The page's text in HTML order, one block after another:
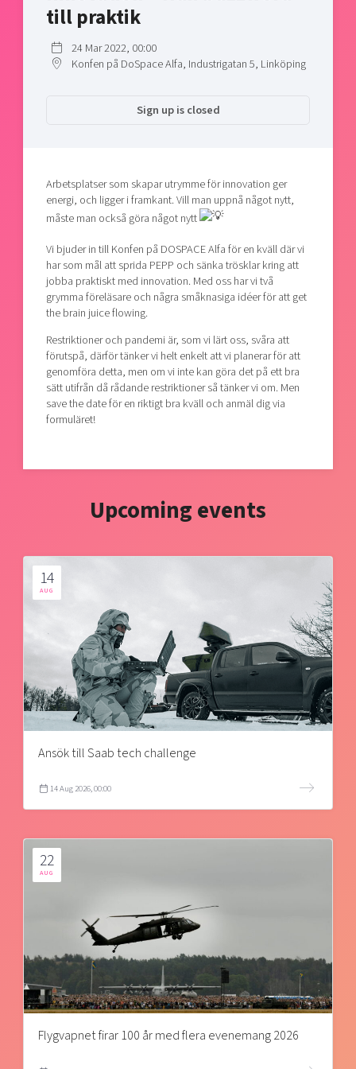
Shaping cities and regions
East Sweden Tech Women
Current offers and activities
Upscaling
Talent & skills
Startup & industry collaboration
Our community of companies
Projects
Publications
Reach out to us
Today's lunch in Mjärdevi
till praktik
24 Mar 2022, 00:00
Konfen på DoSpace Alfa, Industrigatan 5, Linköping
Sign up is closed
Arbetsplatser som skapar utrymme för innovation ger
energi, och ligger i framkant. Vill man uppnå något nytt,
måste man också göra något nytt
Vi bjuder in till Konfen på DOSPACE Alfa för en kväll där vi
har som mål att sprida PEPP och sänka trösklar kring att
jobba praktiskt med innovation. Med oss har vi två
grymma föreläsare och några småknasiga idéer för att get
the brain juice flowing.
Restriktioner och pandemi är, som vi lärt oss, svåra att
förutspå, därför tänker vi helt enkelt att vi planerar för att
genomföra detta, men om vi inte kan göra det på ett bra
sätt utifrån då rådande restriktioner så tänker vi om. Men
save the date för en riktigt bra kväll och anmäl dig via
formuläret!
Upcoming events
14
AUG
Ansök till Saab tech challenge
14 Aug 2026, 00:00
22
AUG
Flygvapnet firar 100 år med flera evenemang 2026